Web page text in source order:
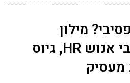
מילון
מונחים במשאבי אנוש HR, גיוס
מעסיק